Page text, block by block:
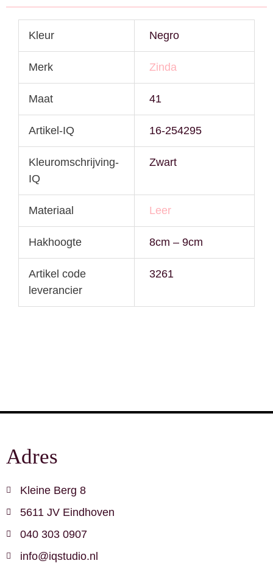
Kleur Negro
Merk Zinda
Maat 41
Artikel-IQ 16-254295
Kleuromschrijving-
IQ
Zwart
Materiaal Leer
Hakhoogte 8cm – 9cm
Artikel code
leverancier
3261
Adres
Kleine Berg 8
5611 JV Eindhoven
040 303 0907
info@iqstudio.nl